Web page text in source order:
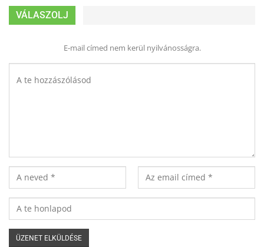
VÁLASZOLJ
E-mail címed nem kerül nyilvánosságra.